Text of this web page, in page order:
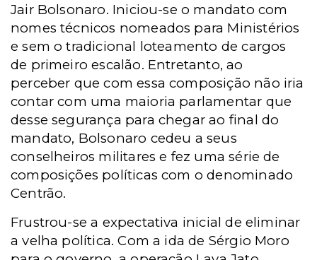
Jair Bolsonaro. Iniciou-se o mandato com
nomes técnicos nomeados para Ministérios
e sem o tradicional loteamento de cargos
de primeiro escalão. Entretanto, ao
perceber que com essa composição não iria
contar com uma maioria parlamentar que
desse segurança para chegar ao final do
mandato, Bolsonaro cedeu a seus
conselheiros militares e fez uma série de
composições políticas com o denominado
Centrão.
Frustrou-se a expectativa inicial de eliminar
a velha política. Com a ida de Sérgio Moro